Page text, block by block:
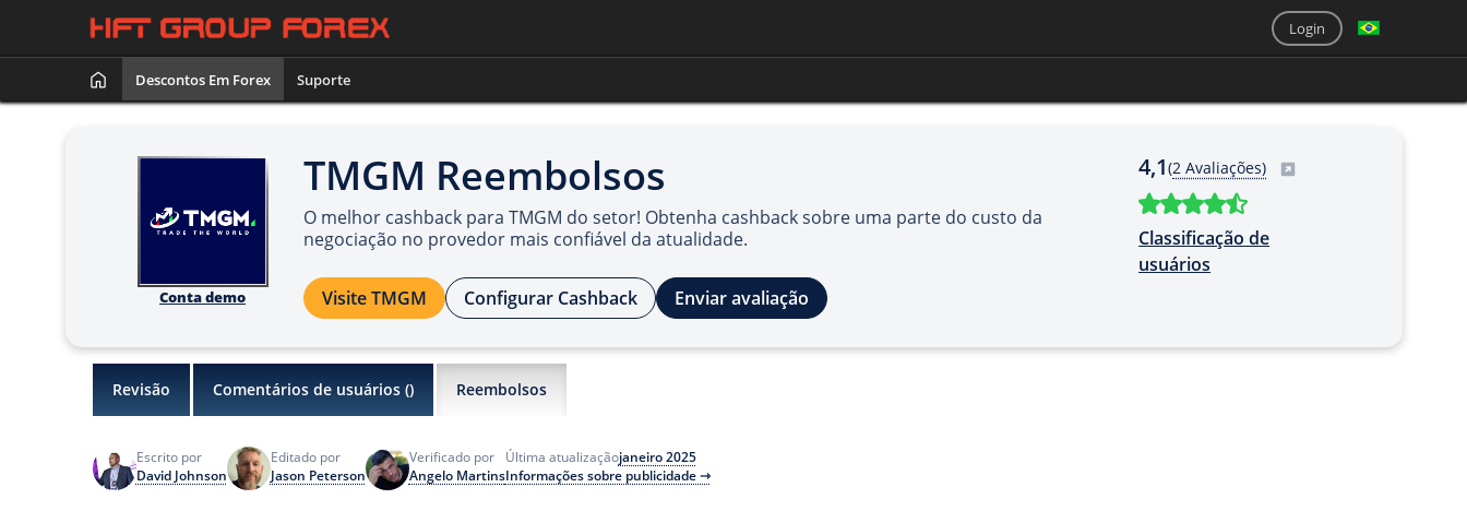
Login
Descontos Em Forex Suporte
Conta demo
TMGM Reembolsos
O melhor cashback para TMGM do setor! Obtenha cashback sobre uma parte do custo da
negociação no provedor mais confiável da atualidade.
4,1(2 Avaliações)
Classificação de
usuários
Visite TMGM
Configurar Cashback Enviar avaliação
Revisão Comentários de usuários () Reembolsos
Escrito por
David Johnson
Editado por
Jason Peterson
Verificado por
Angelo Martins
Última atualizaçãojaneiro 2025
Informações sobre publicidade ⇾